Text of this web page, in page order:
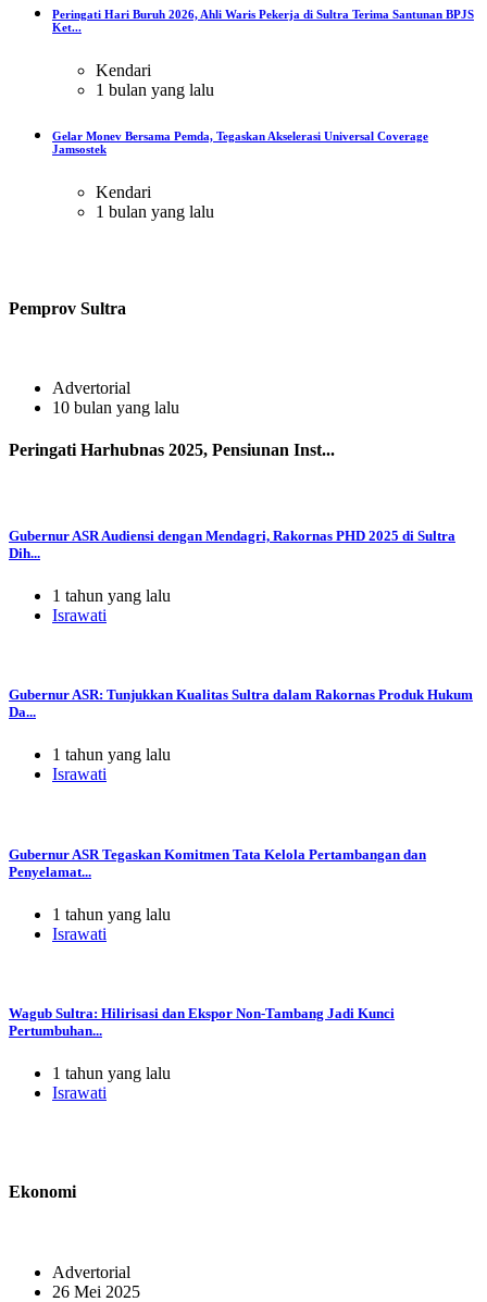
Peringati Hari Buruh 2026, Ahli Waris Pekerja di Sultra Terima Santunan BPJS
Ket...
Kendari
1 bulan yang lalu
Gelar Monev Bersama Pemda, Tegaskan Akselerasi Universal Coverage
Jamsostek
Kendari
1 bulan yang lalu
Pemprov Sultra
Advertorial
10 bulan yang lalu
Peringati Harhubnas 2025, Pensiunan Inst...
Gubernur ASR Audiensi dengan Mendagri, Rakornas PHD 2025 di Sultra
Dih...
1 tahun yang lalu
Israwati
Gubernur ASR: Tunjukkan Kualitas Sultra dalam Rakornas Produk Hukum
Da...
1 tahun yang lalu
Israwati
Gubernur ASR Tegaskan Komitmen Tata Kelola Pertambangan dan
Penyelamat...
1 tahun yang lalu
Israwati
Wagub Sultra: Hilirisasi dan Ekspor Non-Tambang Jadi Kunci
Pertumbuhan...
1 tahun yang lalu
Israwati
Ekonomi
Advertorial
26 Mei 2025